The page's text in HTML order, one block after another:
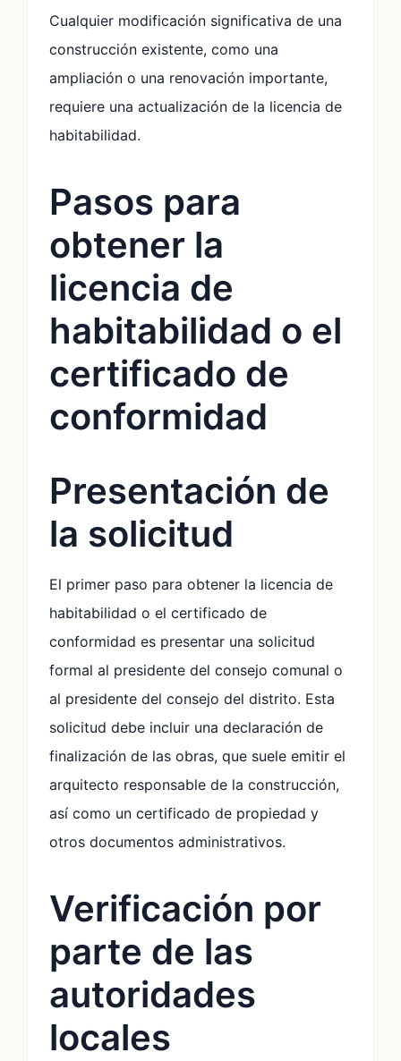
Cualquier modificación significativa de una
construcción existente, como una
ampliación o una renovación importante,
requiere una actualización de la licencia de
habitabilidad.
Pasos para
obtener la
licencia de
habitabilidad o el
certificado de
conformidad
Presentación de
la solicitud
El primer paso para obtener la licencia de
habitabilidad o el certificado de
conformidad es presentar una solicitud
formal al presidente del consejo comunal o
al presidente del consejo del distrito. Esta
solicitud debe incluir una declaración de
finalización de las obras, que suele emitir el
arquitecto responsable de la construcción,
así como un certificado de propiedad y
otros documentos administrativos.
Verificación por
parte de las
autoridades
locales